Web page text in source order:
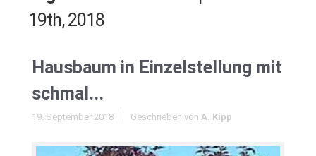
19th, 2018
Hausbaum in Einzelstellung mit
schmal...
19. September 2018 Geschrieben von A. Kipp